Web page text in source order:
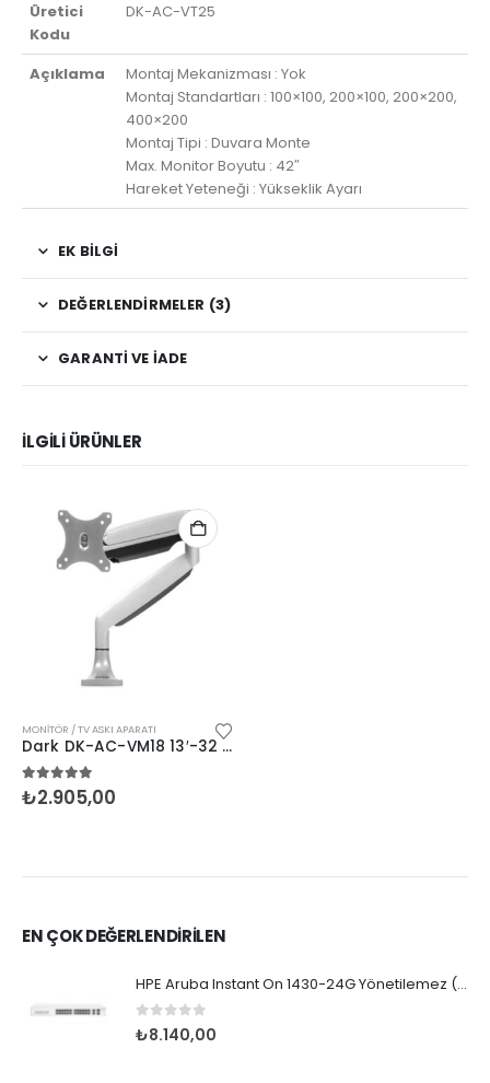
Üretici
Kodu
DK-AC-VT25
Açıklama
Montaj Mekanizması : Yok
Montaj Standartları : 100×100, 200×100, 200×200,
400×200
Montaj Tipi : Duvara Monte
Max. Monitor Boyutu : 42″
Hareket Yeteneği : Yükseklik Ayarı
EK BILGI
DEĞERLENDIRMELER (3)
GARANTI VE İADE
İLGILI ÜRÜNLER
MONITÖR / TV ASKI APARATI
Dark DK-AC-VM18 13′-32 Amortisörlü Masa Monte Mon.
5.005 üzerinden
₺2.905,00
EN ÇOK DEĞERLENDİRİLEN
HPE Aruba Instant On 1430-24G Yönetilemez (R8R50A)
0 5 üzerinden
₺8.140,00